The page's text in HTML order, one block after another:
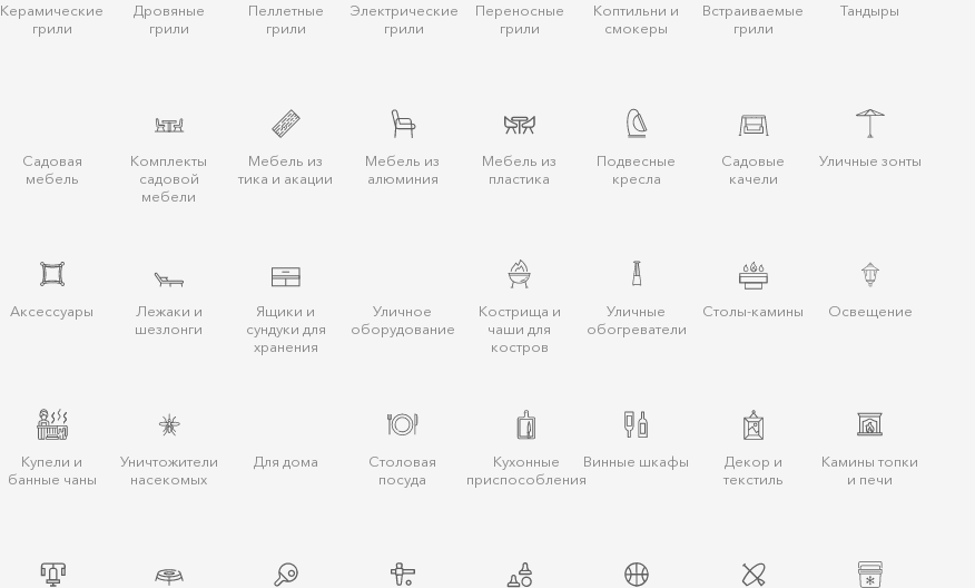
Керамические
грили
Дровяные
грили
Пеллетные
грили
Электрические
грили
Переносные
грили
Коптильни и
смокеры
Встраиваемые
грили
Тандыры
Садовая
мебель
Комплекты
садовой
мебели
Мебель из
тика и акации
Мебель из
алюминия
Мебель из
пластика
Подвесные
кресла
Садовые
качели
Уличные зонты
Аксессуары
Лежаки и
шезлонги
Ящики и
сундуки для
хранения
Уличное
оборудование
Кострища и
чаши для
костров
Уличные
обогреватели
Столы-камины Освещение
Купели и
банные чаны
Уничтожители
насекомых
Для дома
Столовая
посуда
Кухонные
приспособления
Винные шкафы
Декор и
текстиль
Камины топки
и печи